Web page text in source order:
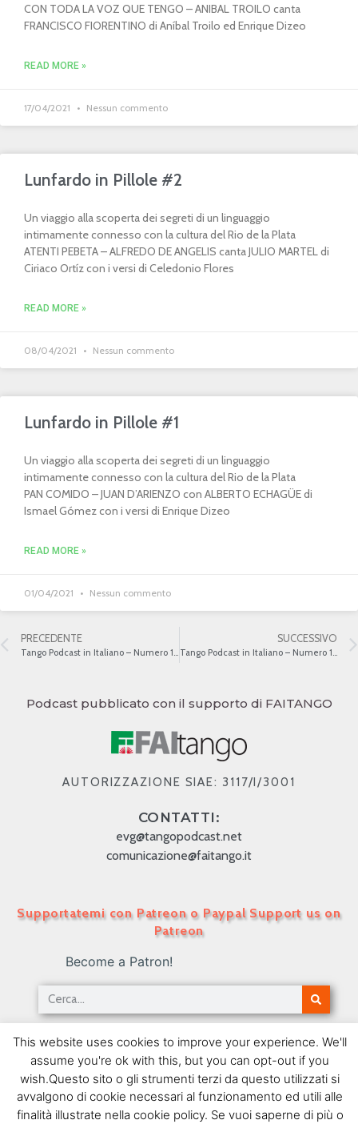
CON TODA LA VOZ QUE TENGO – ANIBAL TROILO canta
FRANCISCO FIORENTINO di Aníbal Troilo ed Enrique Dizeo
READ MORE »
17/04/2021 Nessun commento
Lunfardo in Pillole #2
Un viaggio alla scoperta dei segreti di un linguaggio
intimamente connesso con la cultura del Rio de la Plata
ATENTI PEBETA – ALFREDO DE ANGELIS canta JULIO MARTEL di
Ciriaco Ortíz con i versi di Celedonio Flores
READ MORE »
08/04/2021 Nessun commento
Lunfardo in Pillole #1
Un viaggio alla scoperta dei segreti di un linguaggio
intimamente connesso con la cultura del Rio de la Plata
PAN COMIDO – JUAN D’ARIENZO con ALBERTO ECHAGÜE di
Ismael Gómez con i versi di Enrique Dizeo
READ MORE »
01/04/2021 Nessun commento
PRECEDENTE SUCCESSIVO
Podcast pubblicato con il supporto di FAITANGO
AUTORIZZAZIONE SIAE: 3117/I/3001
CONTATTI:
evg@tangopodcast.net
comunicazione@faitango.it
Supportatemi con Patreon o Paypal Support us on
Patreon
Become a Patron!
Tango Podcast in Italiano – Numero 111 – Tanghi
assortiti
10/01/2011
SEGUIMI SU FACEBOOK
This website uses cookies to improve your experience. We'll
assume you're ok with this, but you can opt-out if you
wish.Questo sito o gli strumenti terzi da questo utilizzati si
avvalgono di cookie necessari al funzionamento ed utili alle
finalità illustrate nella cookie policy. Se vuoi saperne di più o